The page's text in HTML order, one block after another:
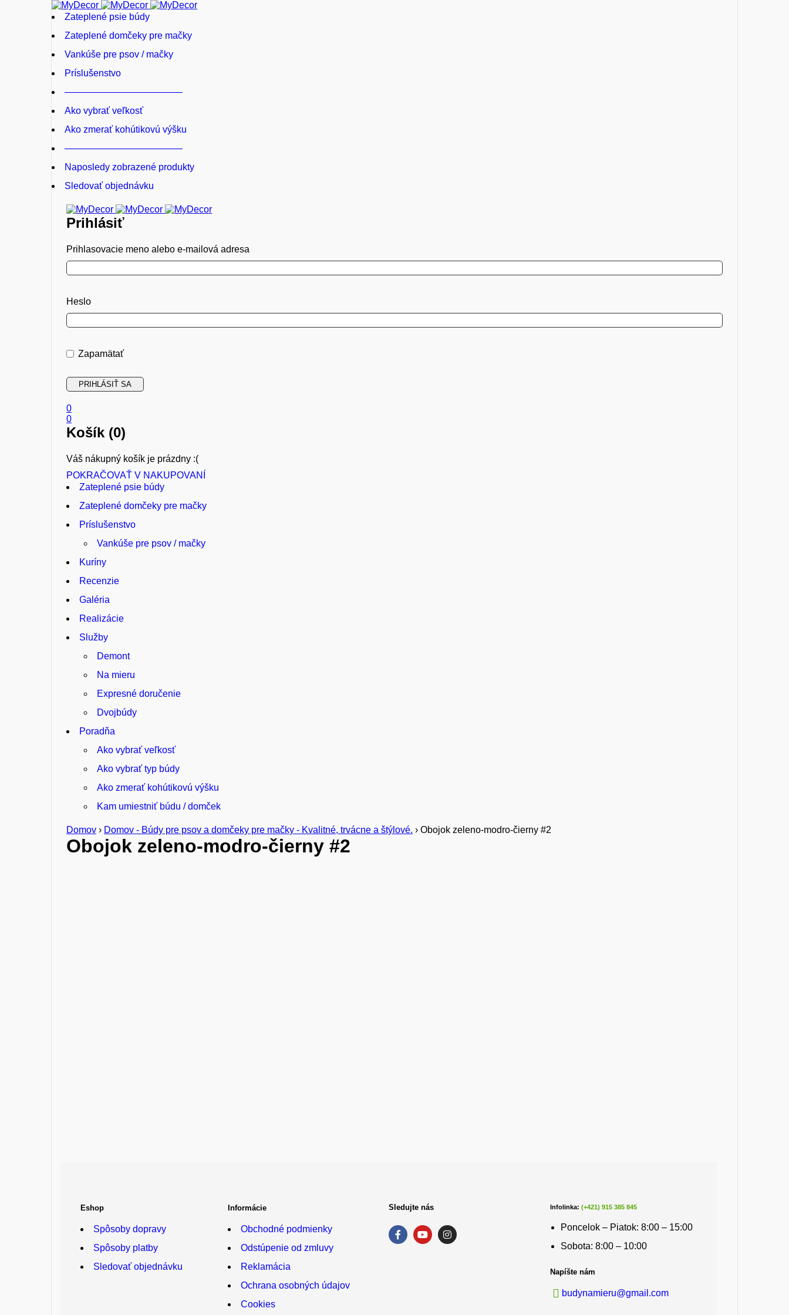
Zateplené psie búdy
Zateplené domčeky pre mačky
Vankúše pre psov / mačky
Príslušenstvo
————————————–
Ako vybrať veľkosť
Ako zmerať kohútikovú výšku
————————————–
Naposledy zobrazené produkty
Sledovať objednávku
Prihlásiť
Prihlasovacie meno alebo e-mailová adresa
Heslo
Zapamätať
0
0
Košík (0)
Váš nákupný košík je prázdny :(
POKRAČOVAŤ V NAKUPOVANÍ
Zateplené psie búdy
Zateplené domčeky pre mačky
Príslušenstvo
Vankúše pre psov / mačky
Kuríny
Recenzie
Galéria
Realizácie
Služby
Demont
Na mieru
Expresné doručenie
Dvojbúdy
Poradňa
Ako vybrať veľkosť
Ako vybrať typ búdy
Ako zmerať kohútikovú výšku
Kam umiestniť búdu / domček
Domov › Domov - Búdy pre psov a domčeky pre mačky - Kvalitné, trvácne a štýlové. › Obojok zeleno-modro-čierny #2
Obojok zeleno-modro-čierny #2
Eshop
Spôsoby dopravy
Spôsoby platby
Sledovať objednávku
Informácie
Obchodné podmienky
Odstúpenie od zmluvy
Reklamácia
Ochrana osobných údajov
Cookies
Sledujte nás Infolinka: (+421) 915 385 845
Poncelok – Piatok: 8:00 – 15:00
Sobota: 8:00 – 10:00
Napíšte nám
budynamieru@gmail.com